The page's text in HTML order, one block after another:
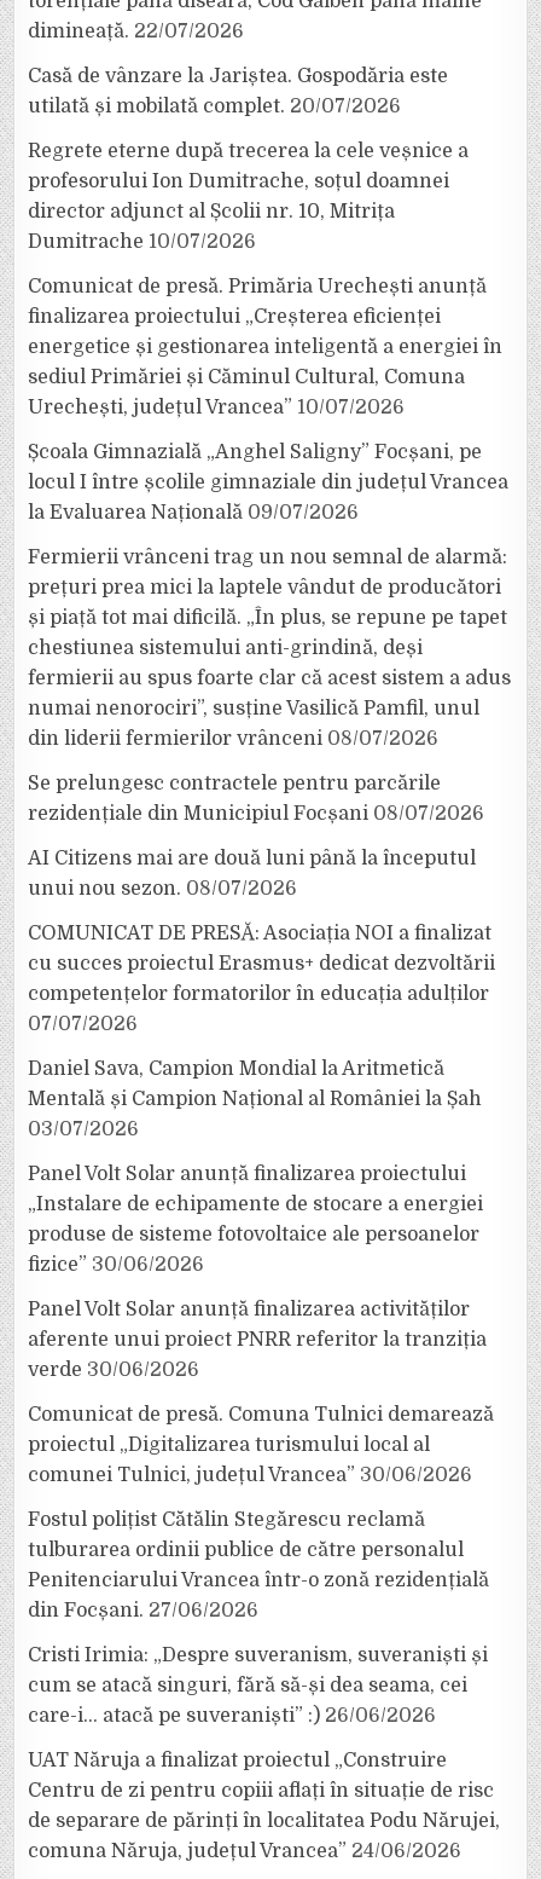
dimineață. 22/07/2026
Casă de vânzare la Jariștea. Gospodăria este
utilată și mobilată complet. 20/07/2026
Regrete eterne după trecerea la cele veșnice a
profesorului Ion Dumitrache, soțul doamnei
director adjunct al Școlii nr. 10, Mitrița
Dumitrache 10/07/2026
Comunicat de presă. Primăria Urechești anunță
finalizarea proiectului „Creșterea eficienței
energetice și gestionarea inteligentă a energiei în
sediul Primăriei și Căminul Cultural, Comuna
Urechești, județul Vrancea” 10/07/2026
Școala Gimnazială „Anghel Saligny” Focșani, pe
locul I între școlile gimnaziale din județul Vrancea
la Evaluarea Națională 09/07/2026
Fermierii vrânceni trag un nou semnal de alarmă:
prețuri prea mici la laptele vândut de producători
și piață tot mai dificilă. „În plus, se repune pe tapet
chestiunea sistemului anti-grindină, deși
fermierii au spus foarte clar că acest sistem a adus
numai nenorociri”, susține Vasilică Pamfil, unul
din liderii fermierilor vrânceni 08/07/2026
Se prelungesc contractele pentru parcările
rezidențiale din Municipiul Focșani 08/07/2026
AI Citizens mai are două luni până la începutul
unui nou sezon. 08/07/2026
COMUNICAT DE PRESĂ: Asociația NOI a finalizat
cu succes proiectul Erasmus+ dedicat dezvoltării
competențelor formatorilor în educația adulților
07/07/2026
Daniel Sava, Campion Mondial la Aritmetică
Mentală și Campion Național al României la Șah
03/07/2026
Panel Volt Solar anunță finalizarea proiectului
„Instalare de echipamente de stocare a energiei
produse de sisteme fotovoltaice ale persoanelor
fizice” 30/06/2026
Panel Volt Solar anunță finalizarea activităților
aferente unui proiect PNRR referitor la tranziția
verde 30/06/2026
Comunicat de presă. Comuna Tulnici demarează
proiectul „Digitalizarea turismului local al
comunei Tulnici, județul Vrancea” 30/06/2026
Fostul polițist Cătălin Stegărescu reclamă
tulburarea ordinii publice de către personalul
Penitenciarului Vrancea într-o zonă rezidențială
din Focșani. 27/06/2026
Cristi Irimia: „Despre suveranism, suveraniști și
cum se atacă singuri, fără să-și dea seama, cei
care-i… atacă pe suveraniști” :) 26/06/2026
UAT Năruja a finalizat proiectul „Construire
Centru de zi pentru copiii aflați în situație de risc
de separare de părinți în localitatea Podu Nărujei,
comuna Năruja, județul Vrancea” 24/06/2026